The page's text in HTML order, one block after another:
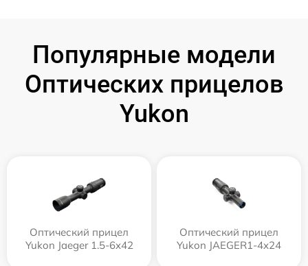
Популярные модели
Оптических прицелов
Yukon
Оптический прицел
Yukon Jaeger 1.5-6x42
Оптический прицел
Yukon JAEGER1-4x24